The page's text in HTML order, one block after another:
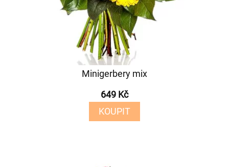
Minigerbery mix
649 Kč
KOUPIT